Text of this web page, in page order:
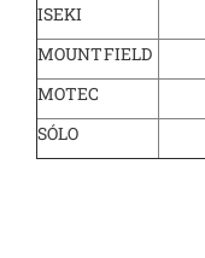
ISEKI
MOUNTFIELD
MOTEC
SÓLO